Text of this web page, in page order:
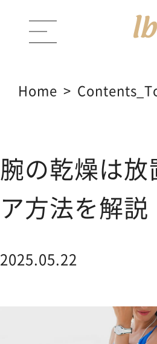
PRODUCTS商
Body Care
Home
腕の乾燥は
ア方法を解説
2025.05.22